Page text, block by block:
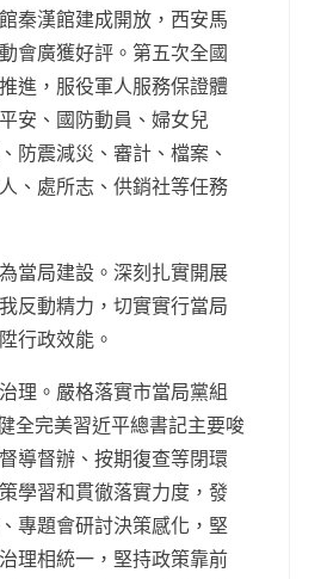
秦漢館建成開放，西安馬
會廣獲好評。第五次全國
進，服役軍人服務保證體
安、國防動員、婦女兒
防震減災、審計、檔案、
、處所志、供銷社等任務
當局建設。深刻扎實開展
反動精力，切實實行當局
行政效能。
理。嚴格落實市當局黨組
全完美習近平總書記主要唆
導督辦、按期復查等閉環
學習和貫徹落實力度，發
專題會研討決策感化，堅
理相統一，堅持政策靠前